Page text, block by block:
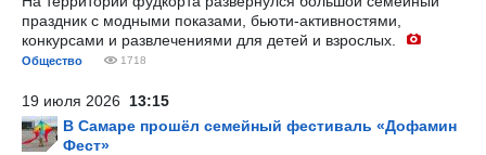
праздник с модными показами, бьюти-активностями,
конкурсами и развлечениями для детей и взрослых.
Общество 1718
19 июля 2026 13:15
В Самаре прошёл семейный фестиваль «Дофамин
Фест»